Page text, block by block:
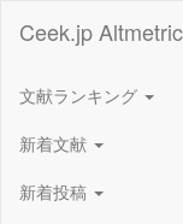
Ceek.jp
文献ランキング
新着文献
新着投稿